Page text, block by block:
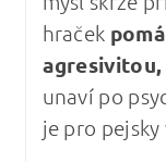
hraček
unaví po
je pro